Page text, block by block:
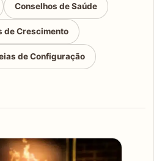
Conselhos de Saúde
de Crescimento
de Configuração